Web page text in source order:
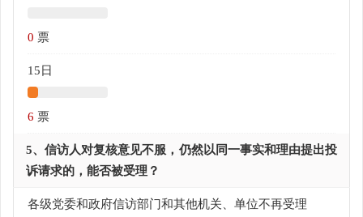
0 票
15日
6 票
5、信访人对复核意见不服，仍然以同一事实和理由提出投
诉请求的，能否被受理？
各级党委和政府信访部门和其他机关、单位不再受理